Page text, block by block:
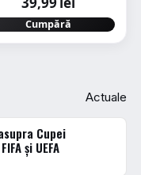
Negru Damă
Cumpără
Actuale
Cupei
și UEFA